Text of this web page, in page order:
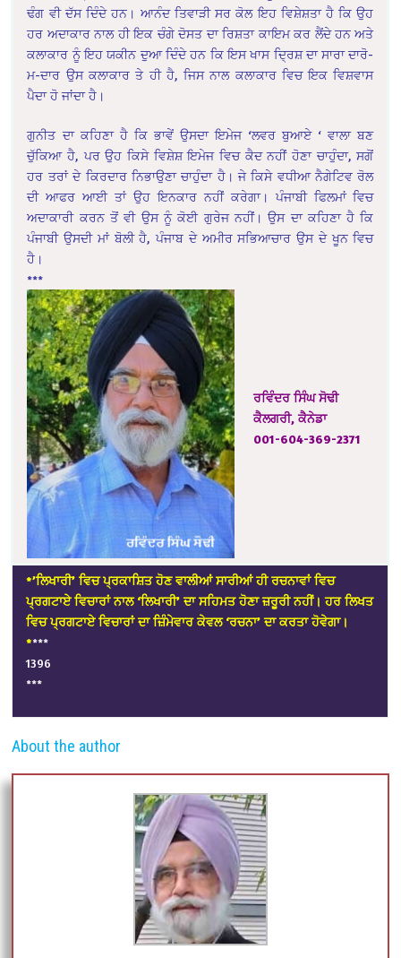
ਢੰਗ ਵੀ ਦੱਸ ਦਿੰਦੇ ਹਨ। ਆਨੰਦ ਤਿਵਾੜੀ ਸਰ ਕੋਲ ਇਹ ਵਿਸ਼ੇਸ਼ਤਾ ਹੈ ਕਿ ਉਹ
ਹਰ ਅਦਾਕਾਰ ਨਾਲ ਹੀ ਇਕ ਚੰਗੇ ਦੋਸਤ ਦਾ ਰਿਸ਼ਤਾ ਕਾਇਮ ਕਰ ਲੈਂਦੇ ਹਨ ਅਤੇ
ਕਲਾਕਾਰ ਨੂੰ ਇਹ ਯਕੀਨ ਦੁਆ ਦਿੰਦੇ ਹਨ ਕਿ ਇਸ ਖਾਸ ਦ੍ਰਿਸ਼ ਦਾ ਸਾਰਾ ਦਾਰੋ-
ਮ-ਦਾਰ ਉਸ ਕਲਾਕਾਰ ਤੇ ਹੀ ਹੈ, ਜਿਸ ਨਾਲ ਕਲਾਕਾਰ ਵਿਚ ਇਕ ਵਿਸ਼ਵਾਸ
ਪੈਦਾ ਹੋ ਜਾਂਦਾ ਹੈ।
ਗੁਨੀਤ ਦਾ ਕਹਿਣਾ ਹੈ ਕਿ ਭਾਵੇਂ ਉਸਦਾ ਇਮੇਜ ‘ਲਵਰ ਬੁਆਏ ‘ ਵਾਲਾ ਬਣ
ਚੁੱਕਿਆ ਹੈ, ਪਰ ਉਹ ਕਿਸੇ ਵਿਸ਼ੇਸ਼ ਇਮੇਜ ਵਿਚ ਕੈਦ ਨਹੀਂ ਹੋਣਾ ਚਾਹੁੰਦਾ, ਸਗੋਂ
ਹਰ ਤਰਾਂ ਦੇ ਕਿਰਦਾਰ ਨਿਭਾਉਣਾ ਚਾਹੁੰਦਾ ਹੈ। ਜੇ ਕਿਸੇ ਵਧੀਆ ਨੈਗੇਟਿਵ ਰੋਲ
ਦੀ ਆਫਰ ਆਈ ਤਾਂ ਉਹ ਇਨਕਾਰ ਨਹੀਂ ਕਰੇਗਾ। ਪੰਜਾਬੀ ਫਿਲਮਾਂ ਵਿਚ
ਅਦਾਕਾਰੀ ਕਰਨ ਤੋਂ ਵੀ ਉਸ ਨੂੰ ਕੋਈ ਗੁਰੇਜ ਨਹੀਂ। ਉਸ ਦਾ ਕਹਿਣਾ ਹੈ ਕਿ
ਪੰਜਾਬੀ ਉਸਦੀ ਮਾਂ ਬੋਲੀ ਹੈ, ਪੰਜਾਬ ਦੇ ਅਮੀਰ ਸਭਿਆਚਾਰ ਉਸ ਦੇ ਖੂਨ ਵਿਚ
ਹੈ।
***
ਰਵਿੰਦਰ ਸਿੰਘ ਸੋਢੀ
ਕੈਲਗਰੀ, ਕੈਨੇਡਾ
001-604-369-2371
*’ਲਿਖਾਰੀ’ ਵਿਚ ਪ੍ਰਕਾਸ਼ਿਤ ਹੋਣ ਵਾਲੀਆਂ ਸਾਰੀਆਂ ਹੀ ਰਚਨਾਵਾਂ ਵਿਚ
ਪ੍ਰਗਟਾਏ ਵਿਚਾਰਾਂ ਨਾਲ ‘ਲਿਖਾਰੀ’ ਦਾ ਸਹਿਮਤ ਹੋਣਾ ਜ਼ਰੂਰੀ ਨਹੀਂ। ਹਰ ਲਿਖਤ
ਵਿਚ ਪ੍ਰਗਟਾਏ ਵਿਚਾਰਾਂ ਦਾ ਜ਼ਿੰਮੇਵਾਰ ਕੇਵਲ ‘ਰਚਨਾ’ ਦਾ ਕਰਤਾ ਹੋਵੇਗਾ।
****
1396
***
About the author